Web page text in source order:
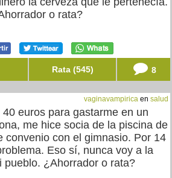
o rata?
Rata (545) 8
vaginavampirica en salud
euros para gastarme en un
me hice socia de la piscina de
convenio con el gimnasio. Por 14
Eso sí, nunca voy a la
pueblo. ¿Ahorrador o rata?